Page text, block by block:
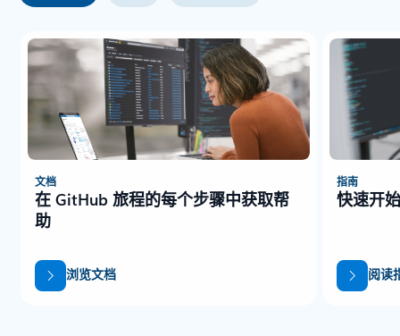
正在显示第 1 张幻灯片，共 3 张
文档
在 GitHub 旅程的每个步骤中获取帮
助
浏览文档
指南
快速开
阅读